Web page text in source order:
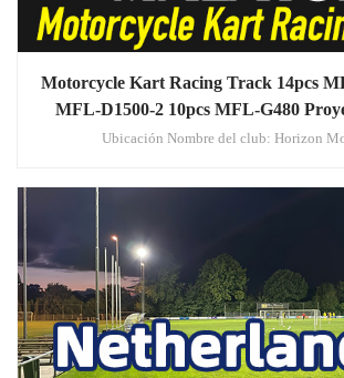
Motorcycle Kart Racing Track 14pcs
MFL-D1500-2 10pcs MFL-G480
inundación LED en
Ubicación Nombre del club: Horizon